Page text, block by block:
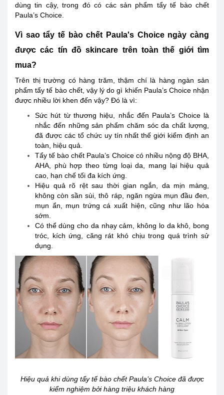
dùng tin cậy, trong đó có các sản phẩm tẩy tế bào chết
Paula’s Choice.
Vì sao tẩy tế bào chết Paula's Choice ngày càng
được các tín đồ skincare trên toàn thế giới tìm
mua?
Trên thị trường có hàng trăm, thậm chí là hàng ngàn sản
phẩm tẩy tế bào chết, vậy lý do gì khiến Paula’s Choice nhận
được nhiều lời khen đến vậy? Đó là vì:
Sức hút từ thương hiệu, nhắc đến Paula’s Choice là
nhắc đến những sản phẩm chăm sóc da chất lượng,
đã được các tổ chức uy tín nhất thế giới kiểm định an
toàn, hiệu quả.
Tẩy tế bào chết Paula’s Choice có nhiều nộng độ BHA,
AHA, phù hợp theo từng loại da, mang lại hiệu quả
cao, hạn chế tối đa kích ứng.
Hiệu quả rõ rệt sau thời gian ngắn, da mịn màng,
không còn sần sùi, thô ráp, ngăn ngừa mụn đầu đen,
mụn ẩn, mụn trứng cá xuất hiện, cũng như lão hóa
sớm.
Có thể dùng cho da nhạy cảm, không lo da khô, bong
tróc, kích ứng, căng rát khó chịu trong quá trình sử
dụng.
Hiệu quả khi dùng tẩy tế bào chết Paula’s Choice đã được
kiểm nghiệm bởi hàng triệu khách hàng